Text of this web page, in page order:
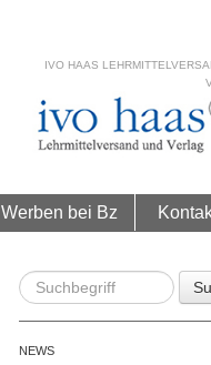
IVO HAAS
Werben bei Bz
NEWS